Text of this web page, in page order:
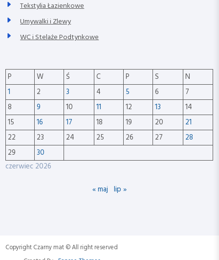
Tekstylia Łazienkowe
Umywalki i Zlewy
WC i Stelaże Podtynkowe
czerwiec 2026
P W Ś C P S
N
1
2 3 4 5 6
7
8
9 10 11 12 13
14
15
16 17 18 19 20
21
22
23 24 25 26 27
28
29
30
« maj lip »
Copyright Czarny mat © All right reserved